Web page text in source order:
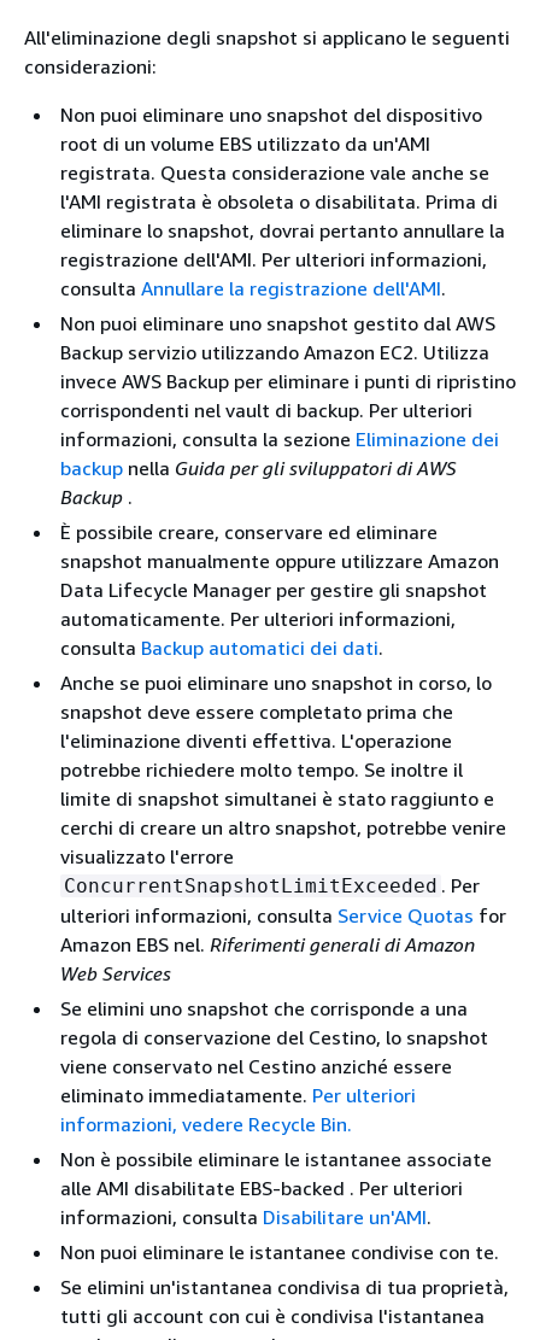
All'eliminazione degli snapshot si applicano le seguenti
considerazioni:
Non puoi eliminare uno snapshot del dispositivo
root di un volume EBS utilizzato da un'AMI
registrata. Questa considerazione vale anche se
l'AMI registrata è obsoleta o disabilitata. Prima di
eliminare lo snapshot, dovrai pertanto annullare la
registrazione dell'AMI. Per ulteriori informazioni,
consulta Annullare la registrazione dell'AMI.
Non puoi eliminare uno snapshot gestito dal AWS
Backup servizio utilizzando Amazon EC2. Utilizza
invece AWS Backup per eliminare i punti di ripristino
corrispondenti nel vault di backup. Per ulteriori
informazioni, consulta la sezione Eliminazione dei
backup nella Guida per gli sviluppatori di AWS
Backup .
È possibile creare, conservare ed eliminare
snapshot manualmente oppure utilizzare Amazon
Data Lifecycle Manager per gestire gli snapshot
automaticamente. Per ulteriori informazioni,
consulta Backup automatici dei dati.
Anche se puoi eliminare uno snapshot in corso, lo
snapshot deve essere completato prima che
l'eliminazione diventi effettiva. L'operazione
potrebbe richiedere molto tempo. Se inoltre il
limite di snapshot simultanei è stato raggiunto e
cerchi di creare un altro snapshot, potrebbe venire
visualizzato l'errore
ConcurrentSnapshotLimitExceeded . Per
ulteriori informazioni, consulta Service Quotas for
Amazon EBS nel. Riferimenti generali di Amazon
Web Services
Se elimini uno snapshot che corrisponde a una
regola di conservazione del Cestino, lo snapshot
viene conservato nel Cestino anziché essere
eliminato immediatamente. Per ulteriori
informazioni, vedere Recycle Bin.
Non è possibile eliminare le istantanee associate
alle AMI disabilitate EBS-backed . Per ulteriori
informazioni, consulta Disabilitare un'AMI.
Non puoi eliminare le istantanee condivise con te.
Se elimini un'istantanea condivisa di tua proprietà,
tutti gli account con cui è condivisa l'istantanea